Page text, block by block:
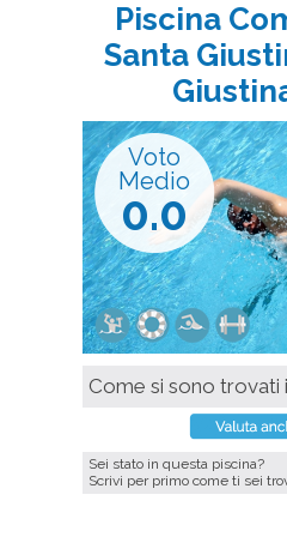
Piscina
Santa
Voto
Medio
0.0
Come si sono trovati
Sei stato in questa piscina?
Scrivi per primo come ti sei